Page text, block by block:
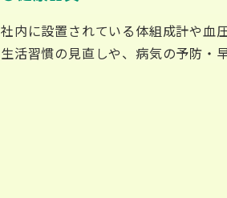
社内に設置されている体組成計や血
生活習慣の見直しや、病気の予防・